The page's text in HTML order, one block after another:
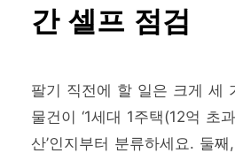
간 셀프 점검
팔기 직전에 할 일은 크게 세
물건이 ‘1세대 1주택(12억 초
산’인지부터 분류하세요. 둘